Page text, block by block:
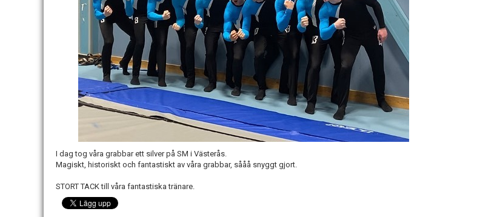
I dag tog våra grabbar ett silver på SM i Västerås.
Magiskt, historiskt och fantastiskt av våra grabbar, sååå snyggt gjort.
STORT TACK till våra fantastiska tränare.